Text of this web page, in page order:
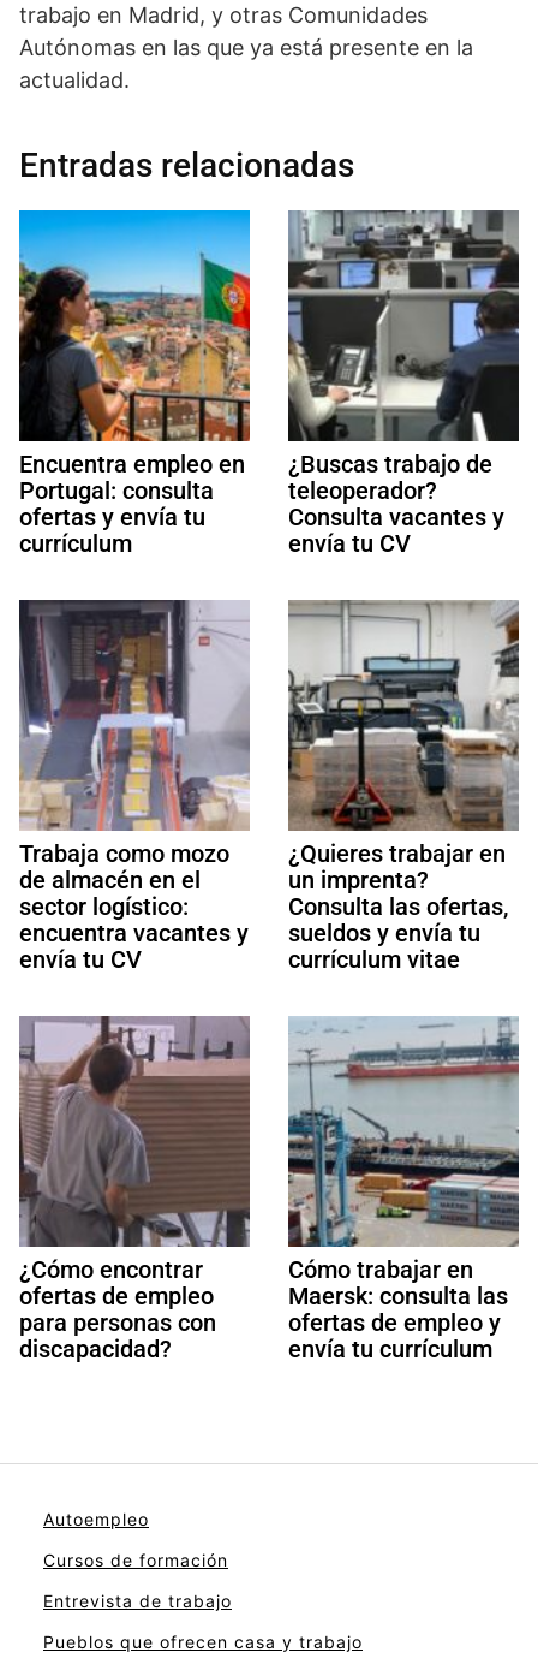
trabajo en Madrid, y otras Comunidades
Autónomas en las que ya está presente en la
actualidad.
Entradas relacionadas
Encuentra empleo en
Portugal: consulta
ofertas y envía tu
currículum
¿Buscas trabajo de
teleoperador?
Consulta vacantes y
envía tu CV
Trabaja como mozo
de almacén en el
sector logístico:
encuentra vacantes y
envía tu CV
¿Quieres trabajar en
un imprenta?
Consulta las ofertas,
sueldos y envía tu
currículum vitae
¿Cómo encontrar
ofertas de empleo
para personas con
discapacidad?
Cómo trabajar en
Maersk: consulta las
ofertas de empleo y
envía tu currículum
Autoempleo
Cursos de formación
Entrevista de trabajo
Pueblos que ofrecen casa y trabajo